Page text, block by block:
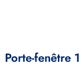
Porte-fenêtre